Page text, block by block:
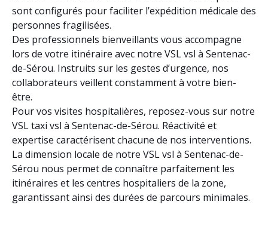
sont configurés pour faciliter l’expédition médicale des
personnes fragilisées.
Des professionnels bienveillants vous accompagne
lors de votre itinéraire avec notre VSL vsl à Sentenac-
de-Sérou. Instruits sur les gestes d’urgence, nos
collaborateurs veillent constamment à votre bien-
être.
Pour vos visites hospitalières, reposez-vous sur notre
VSL taxi vsl à Sentenac-de-Sérou. Réactivité et
expertise caractérisent chacune de nos interventions.
La dimension locale de notre VSL vsl à Sentenac-de-
Sérou nous permet de connaître parfaitement les
itinéraires et les centres hospitaliers de la zone,
garantissant ainsi des durées de parcours minimales.